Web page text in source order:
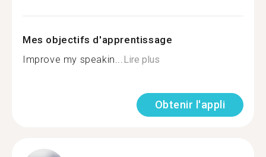
Mes objectifs d'apprentissage
Improve my speakin... Lire plus
Obtenir l'appli